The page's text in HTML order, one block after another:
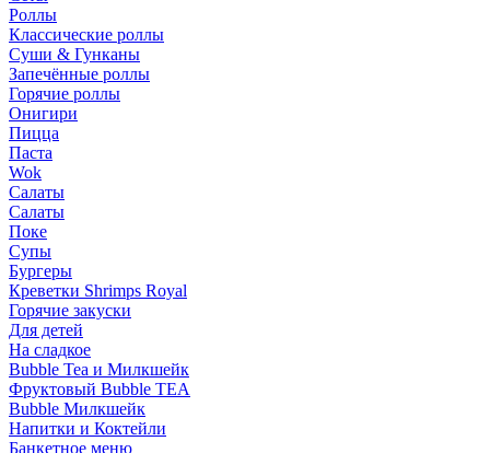
Роллы
Классические роллы
Суши & Гунканы
Запечённые роллы
Горячие роллы
Онигири
Пицца
Паста
Wok
Салаты
Салаты
Поке
Супы
Бургеры
Креветки Shrimps Royal
Горячие закуски
Для детей
На сладкое
Bubble Tea и Милкшейк
Фруктовый Bubble TEA
Bubble Милкшейк
Напитки и Коктейли
Банкетное меню